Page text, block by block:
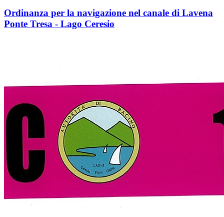
Ordinanza per la navigazione nel canale di Lavena
Ponte Tresa - Lago Ceresio